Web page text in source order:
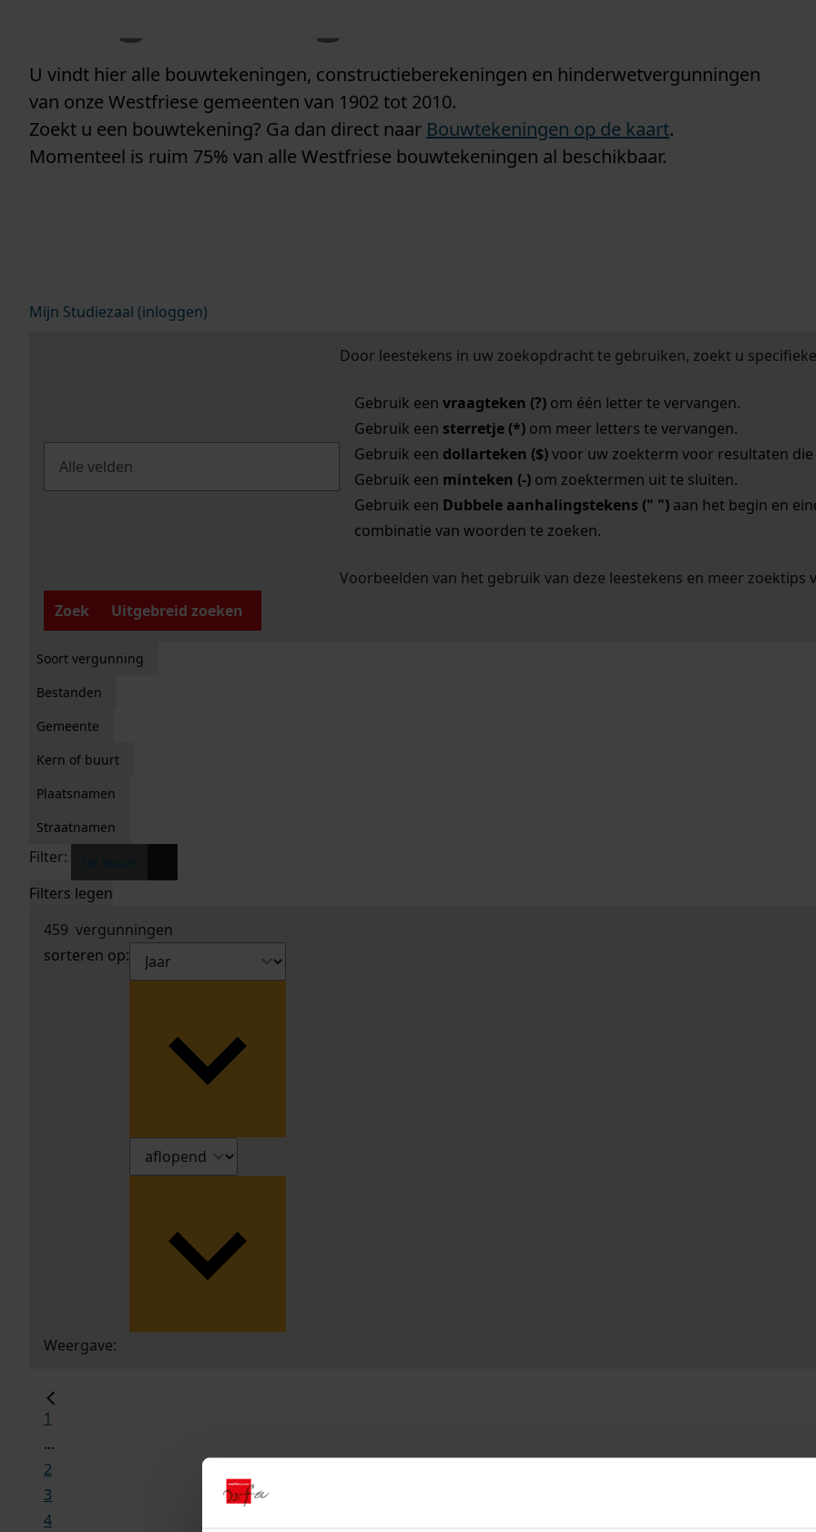
U vindt hier alle bouwtekeningen, constructieberekeningen en hinderwetvergunningen
van onze Westfriese gemeenten van 1902 tot 2010.
Zoekt u een bouwtekening? Ga dan direct naar Bouwtekeningen op de kaart.
Momenteel is ruim 75% van alle Westfriese bouwtekeningen al beschikbaar.
Mijn Studiezaal (inloggen)
Door leestekens in uw zoekopdracht te gebruiken, zoekt u
Gebruik een vraagteken (?)om één letter te vervangen.
Gebruik een sterretje (*)om meer letters te vervangen.
Gebruik een dollarteken ($)voor uw zoekterm voor resultaten die
Gebruik een minteken (-)om zoektermen uit te sluiten.
Gebruik een Dubbele aanhalingstekens (" ")aan het begin en
combinatie van woorden te zoeken.
Voorbeelden van het gebruik van deze leestekens en meer zoektips
Zoek
Uitgebreid zoeken
Soort vergunning
Bestanden
Gemeente
Kern of buurt
Plaatsnamen
Straatnamen
Filter:
Filters legen
459 vergunningen
sorteren op:
Weergave:
1
...
2
3
4